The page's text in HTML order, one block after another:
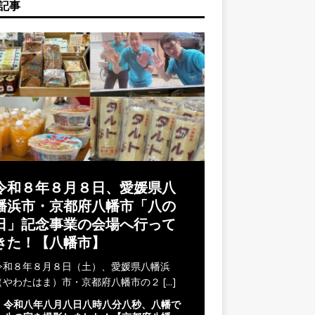
事
和８年８月８日、愛媛県八
浜市・京都府八幡市「八の
」記念事業の会場へ行って
た！【八幡市】
和８年８月８日（土）、愛媛県八幡浜
やわたはま）市・京都府八幡市の２ [...]
令和八年八月八日八時八分八秒、八幡で